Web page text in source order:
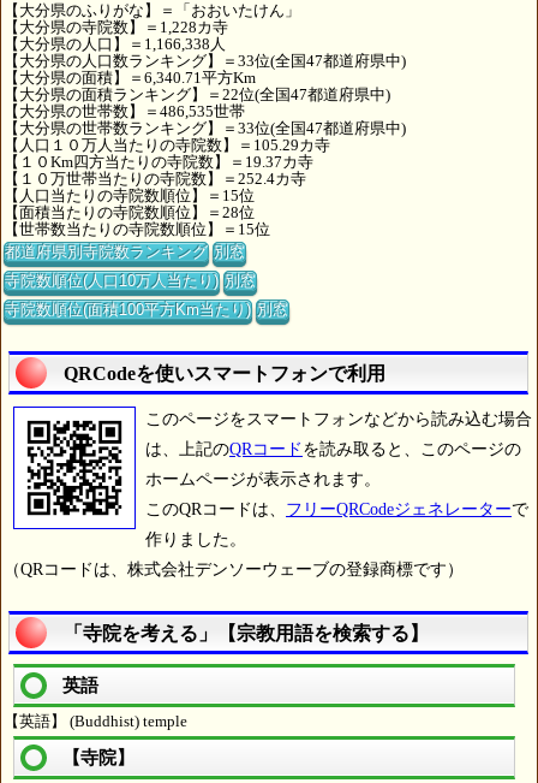
【大分県のふりがな】＝「おおいたけん」
【大分県の寺院数】＝1,228カ寺
【大分県の人口】＝1,166,338人
【大分県の人口数ランキング】＝33位(全国47都道府県中)
【大分県の面積】＝6,340.71平方Km
【大分県の面積ランキング】＝22位(全国47都道府県中)
【大分県の世帯数】＝486,535世帯
【大分県の世帯数ランキング】＝33位(全国47都道府県中)
【人口１０万人当たりの寺院数】＝105.29カ寺
【１０Km四方当たりの寺院数】＝19.37カ寺
【１０万世帯当たりの寺院数】＝252.4カ寺
【人口当たりの寺院数順位】＝15位
【面積当たりの寺院数順位】＝28位
【世帯数当たりの寺院数順位】＝15位
都道府県別寺院数ランキング 別窓
寺院数順位(人口10万人当たり) 別窓
寺院数順位(面積100平方Km当たり) 別窓
QRCodeを使いスマートフォンで利用
このページをスマートフォンなどから読み込む場合
は、上記のQRコード を読み取ると、このページの
ホームページが表示されます。
このQRコードは、 フリーQRCodeジェネレーターで
作りました。
（QRコードは、株式会社デンソーウェーブの登録商標です）
「寺院を考える」【宗教用語を検索する】
英語
【英語】 (Buddhist) temple
【寺院】